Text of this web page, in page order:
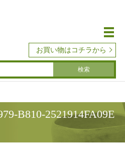
メ
お買い物はコチラから
B810-2521914FA09E